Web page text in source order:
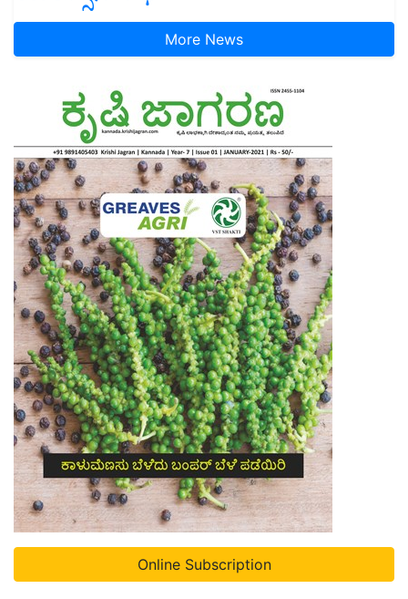
More News
Online Subscription